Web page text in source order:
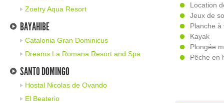
Zoetry Aqua Resort
BAYAHIBE
Catalonia Gran Dominicus
Dreams La Romana Resort and Spa
SANTO DOMINGO
Hostal Nicolas de Ovando
El Beaterio
Location
Jeux de
Planche à
Kayak
Plongée
Pêche en